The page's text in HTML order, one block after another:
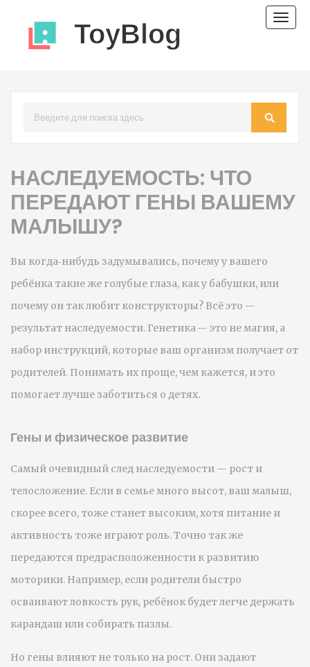
НАСЛЕДУЕМОСТЬ: ЧТО
ПЕРЕДАЮТ ГЕНЫ ВАШЕМУ
МАЛЫШУ?
Вы когда‑нибудь задумывались, почему у вашего
ребёнка такие же голубые глаза, как у бабушки, или
почему он так любит конструкторы? Всё это —
результат наследуемости. Генетика — это не магия, а
набор инструкций, которые ваш организм получает от
родителей. Понимать их проще, чем кажется, и это
помогает лучше заботиться о детях.
Гены и физическое развитие
Самый очевидный след наследуемости — рост и
телосложение. Если в семье много высот, ваш малыш,
скорее всего, тоже станет высоким, хотя питание и
активность тоже играют роль. Точно так же
передаются предрасположенности к развитию
моторики. Например, если родители быстро
осваивают ловкость рук, ребёнок будет легче держать
карандаш или собирать пазлы.
Но гены влияют не только на рост. Они задают